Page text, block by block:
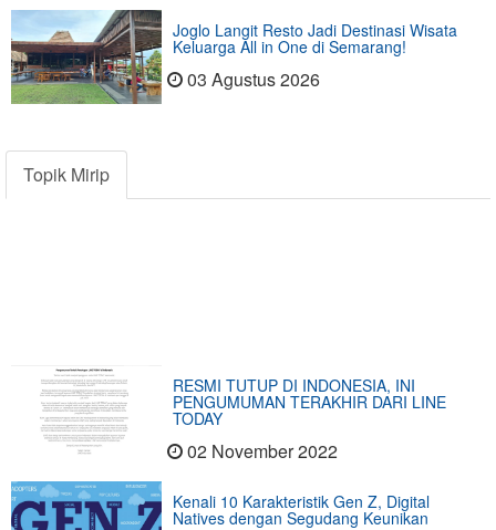
Joglo Langit Resto Jadi Destinasi Wisata
Keluarga All in One di Semarang!
03 Agustus 2026
Topik Mirip
RESMI TUTUP DI INDONESIA, INI
PENGUMUMAN TERAKHIR DARI LINE
TODAY
02 November 2022
Kenali 10 Karakteristik Gen Z, Digital
Natives dengan Segudang Keunikan